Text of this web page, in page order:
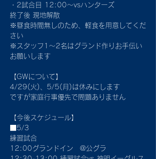
・2試合目 12:00〜vsハンターズ
終了後 現地解散
※昼食時間無しのため、軽食を用意してくだ
さい
※スタッフ1〜2名はグランド作りお手伝い
お願いします
【GWについて】
4/29(火)、5/5(月)は休みにします
ですが家庭行事優先で問題ありません
【今後スケジュール】
■5/3
練習試合
12:00グランドイン　@公グラ